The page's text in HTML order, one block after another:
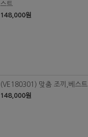
스트
148,000원
(VE180301) 맞춤 조끼,베스트
148,000원